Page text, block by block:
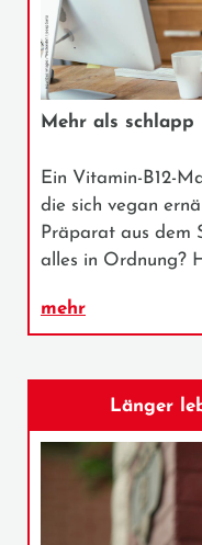
Mehr als schlapp
Ein Vitamin-B12-
die sich vegan
Präparat aus dem
alles in Ordnung?
mehr
Länger